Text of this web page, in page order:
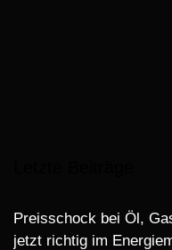
Preisschock bei Öl,
jetzt richtig im